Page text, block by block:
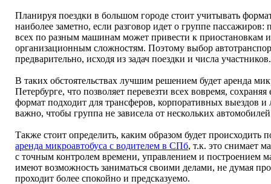
Планируя поездки в большом городе стоит учитывать
наиболее заметно, если разговор идет о группе пассажиров:
всех по разным машинам может привести к приостановкам
организационным сложностям. Поэтому выбор
предварительно, исходя из задач поездки и числа участников.
В таких обстоятельствах лучшим решением будет аренда
Петербурге, что позволяет перевезти всех вовремя,
формат подходит для трансферов, корпоративных выездов
важно, чтобы группа не зависела от нескольких автомобилей
Также стоит определить, каким образом будет происходить
аренда микроавтобуса с водителем в СПб, т.к. это снимает
с точным контролем времени, управлением и построением
имеют возможность заниматься своими делами, не думая
проходит более спокойно и предсказуемо.